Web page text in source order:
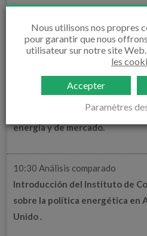
Infraestructuras del Gobierno
Ente Vasco de la Energía.
10:00 Keynote. El modelo
Eirik Wærness, vicepresidente
de Equinor, responsable de
energía y de mercado.
10:30 Análisis comparado
Introducción del Instituto de
sobre la política energética en
Unido .
Nous utilisons nos propres
pour garantir que nous
utilisateur sur notre site Web.
les
Accepter
Paramètres